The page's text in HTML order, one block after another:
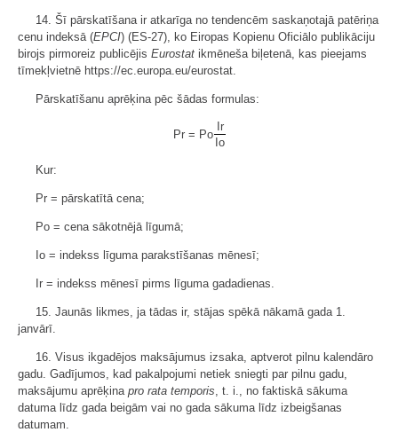
14. Šī pārskatīšana ir atkarīga no tendencēm saskaņotajā patēriņa
cenu indeksā (EPCI) (ES-27), ko Eiropas Kopienu Oficiālo publikāciju
birojs pirmoreiz publicējis Eurostat ikmēneša biļetenā, kas pieejams
tīmekļvietnē https://ec.europa.eu/eurostat.
Pārskatīšanu aprēķina pēc šādas formulas:
Pr = Po
Ir
Io
Kur:
Pr = pārskatītā cena;
Po = cena sākotnējā līgumā;
Io = indekss līguma parakstīšanas mēnesī;
Ir = indekss mēnesī pirms līguma gadadienas.
15. Jaunās likmes, ja tādas ir, stājas spēkā nākamā gada 1.
janvārī.
16. Visus ikgadējos maksājumus izsaka, aptverot pilnu kalendāro
gadu. Gadījumos, kad pakalpojumi netiek sniegti par pilnu gadu,
maksājumu aprēķina pro rata temporis , t. i., no faktiskā sākuma
datuma līdz gada beigām vai no gada sākuma līdz izbeigšanas
datumam.